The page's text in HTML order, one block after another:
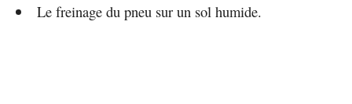
Le freinage du pneu sur un sol humide.